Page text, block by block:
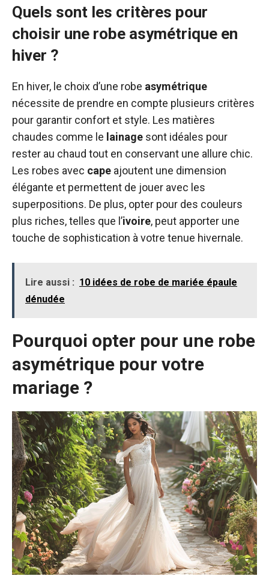
Quels sont les critères pour
choisir une robe asymétrique en
hiver ?
En hiver, le choix d’une robe asymétrique
nécessite de prendre en compte plusieurs critères
pour garantir confort et style. Les matières
chaudes comme le lainage sont idéales pour
rester au chaud tout en conservant une allure chic.
Les robes avec cape ajoutent une dimension
élégante et permettent de jouer avec les
superpositions. De plus, opter pour des couleurs
plus riches, telles que l’ivoire, peut apporter une
touche de sophistication à votre tenue hivernale.
Lire aussi : 10 idées de robe de mariée épaule
dénudée
Pourquoi opter pour une robe
asymétrique pour votre
mariage ?